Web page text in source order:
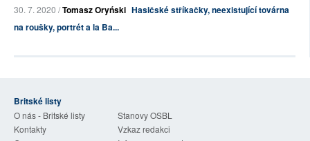
30. 7. 2020 /Tomasz Oryński Hasičské stříkačky, neexistující továrna
na roušky, portrét a la Ba...
Britské listy
O nás - Britské listy
Stanovy OSBL
Kontakty
Vzkaz redakci